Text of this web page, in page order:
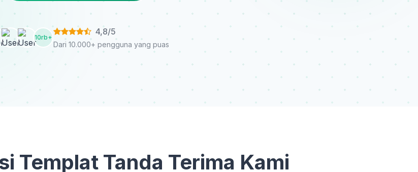
10rb+
4,8/5
Dari 10.000+ pengguna yang puas
Templat Tanda Terima Kami